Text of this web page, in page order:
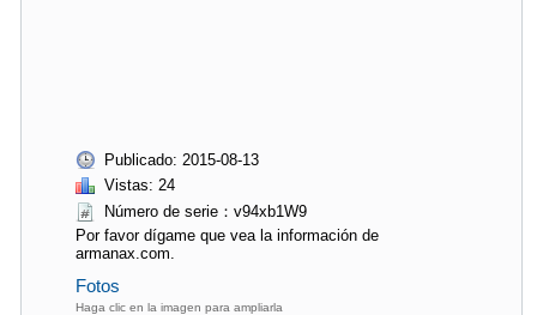
Publicado: 2015-08-13
Vistas: 24
Número de serie：v94xb1W9
Por favor dígame que vea la información de
armanax.com.
Fotos
Haga clic en la imagen para ampliarla